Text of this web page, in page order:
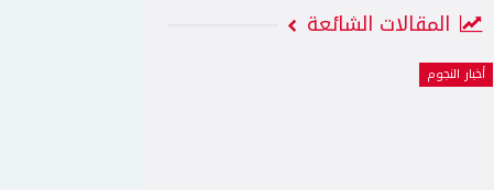
المقالات الشائعة
أخبار النجوم